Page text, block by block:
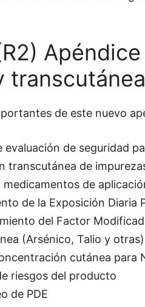
transcutánea
de este nuevo
evaluación de seguridad
transcutánea de
medicamentos de
de la Exposición Diaria
del Factor
(Arsénico, Talio y otras)
cutánea para
riesgos del producto
de PDE